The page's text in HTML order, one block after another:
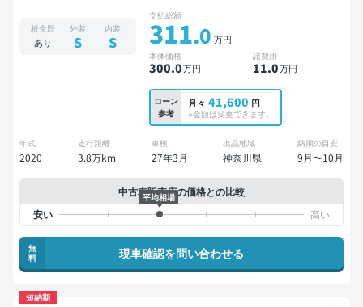
板金歴
あり
外装
S
内装
S
支払総額
311.0 万円
本体価格
300.0万円
諸費用
11.0万円
ローン
参考
月々 41,600 円
※金額は変更できます。
年式
2020
走行距離
3.8万km
車検
27年3月
出品地域
神奈川県
納期の目安
9月〜10月
中古車販売店の価格との比較
平均相場
無
料
現車確認を問い合わせる
短納期